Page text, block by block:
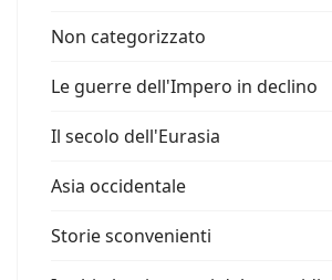
Non categorizzato
Le guerre dell'Impero in declino
Il secolo dell'Eurasia
Asia occidentale
Storie sconvenienti